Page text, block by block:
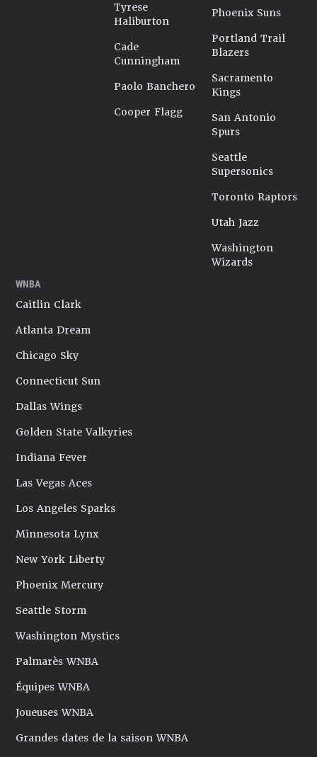
Tyrese
Haliburton
Cade
Cunningham
Paolo Banchero
Cooper Flagg
Phoenix Suns
Portland Trail
Blazers
Sacramento
Kings
San Antonio
Spurs
Seattle
Supersonics
Toronto Raptors
Utah Jazz
Washington
Wizards
WNBA
Caitlin Clark
Atlanta Dream
Chicago Sky
Connecticut Sun
Dallas Wings
Golden State Valkyries
Indiana Fever
Las Vegas Aces
Los Angeles Sparks
Minnesota Lynx
New York Liberty
Phoenix Mercury
Seattle Storm
Washington Mystics
Palmarès WNBA
Équipes WNBA
Joueuses WNBA
Grandes dates de la saison WNBA